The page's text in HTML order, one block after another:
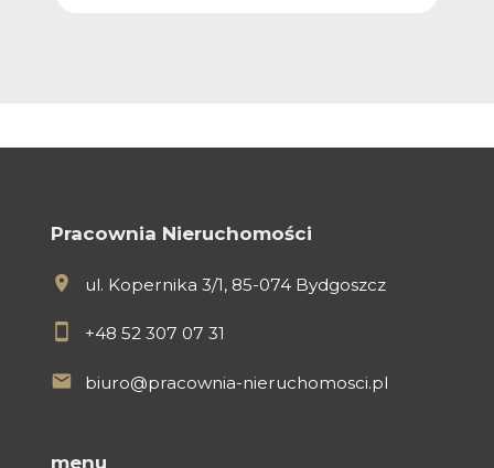
Pracownia Nieruchomości
ul. Kopernika 3/1, 85-074 Bydgoszcz
+48 52 307 07 31
biuro@pracownia-nieruchomosci.pl
menu